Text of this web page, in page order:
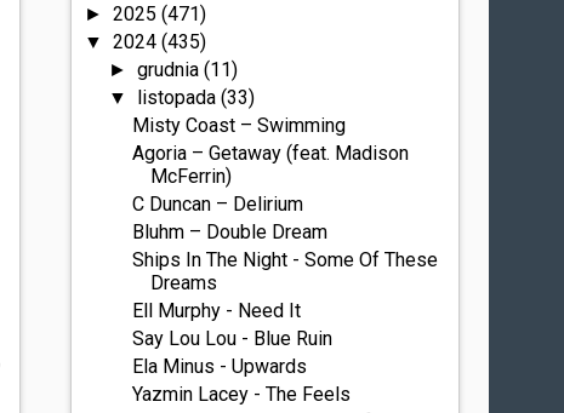
►2025(471)
▼2024(435)
► grudnia (11)
▼ listopada (33)
Misty Coast – Swimming
Agoria – Getaway (feat. Madison
McFerrin)
C Duncan – Delirium
Bluhm – Double Dream
Ships In The Night - Some Of These
Dreams
Ell Murphy - Need It
Say Lou Lou - Blue Ruin
Ela Minus - Upwards
Yazmin Lacey - The Feels